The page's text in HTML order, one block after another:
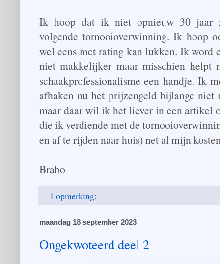
Ik hoop dat ik niet opnieuw 30 jaar
volgende tornooioverwinning. Ik hoop
wel eens met rating kan lukken. Ik word
niet makkelijker maar misschien
schaakprofessionalisme een handje. Ik
afhaken nu het prijzengeld bijlange niet
maar daar wil ik het liever in een artikel
die ik verdiende met de
en af te rijden naar huis) net al mijn
Brabo
1 opmerking:
maandag 18 september 2023
Ongekwoteerd deel 2